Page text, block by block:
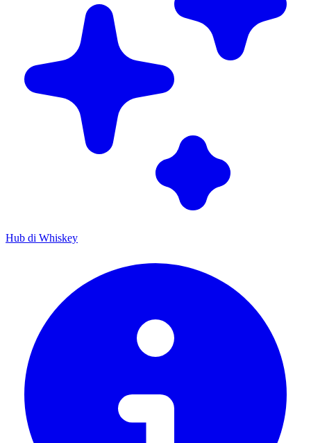
Hub di Whiskey